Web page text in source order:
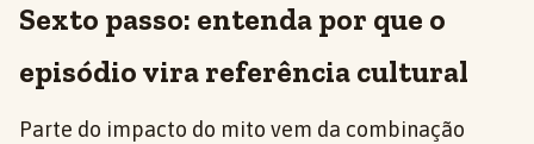
Sexto passo: entenda por que o
episódio vira referência cultural
Parte do impacto do mito vem da combinação